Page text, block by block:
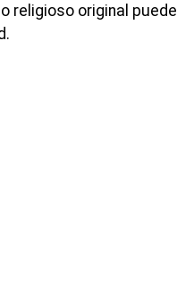
religioso original puede